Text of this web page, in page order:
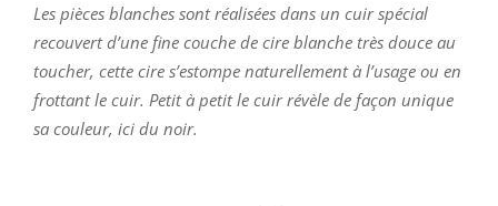
Les pièces blanches sont réalisées dans un cuir spécial
recouvert d’une fine couche de cire blanche très douce au
toucher, cette cire s’estompe naturellement à l’usage ou en
frottant le cuir. Petit à petit le cuir révèle de façon unique
sa couleur, ici du noir.